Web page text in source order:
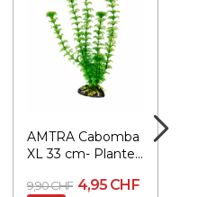
AMTRA Cabomba
XL 33 cm- Plante
9,90 CHF 4,95 CHF